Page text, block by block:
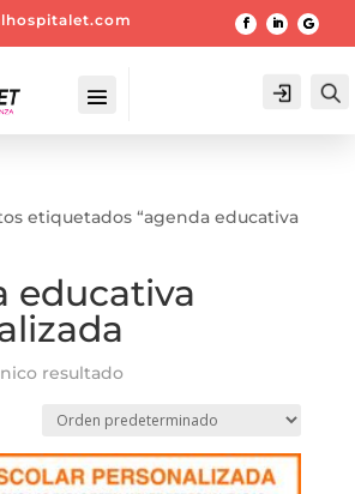
Login
etiquetados “agenda educativa
educativa
resultado